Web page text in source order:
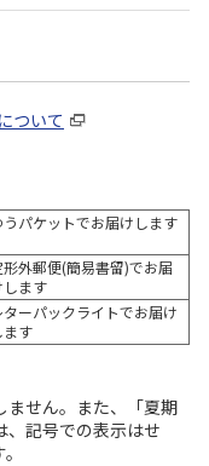
ついて
うパケットでお届けします
形外郵便(簡易書留)でお届
します
ターパックライトでお届け
ます
ません。また、「夏期
、記号での表示はせ